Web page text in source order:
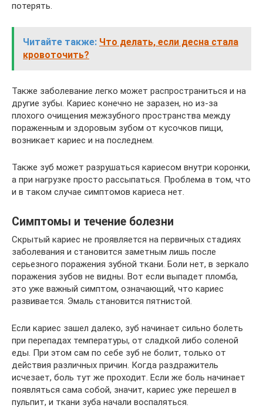
потерять.
Читайте также: Что делать, если десна стала
кровоточить?
Также заболевание легко может распространиться и на
другие зубы. Кариес конечно не заразен, но из-за
плохого очищения межзубного пространства между
пораженным и здоровым зубом от кусочков пищи,
возникает кариес и на последнем.
Также зуб может разрушаться кариесом внутри коронки,
а при нагрузке просто рассыпаться. Проблема в том, что
и в таком случае симптомов кариеса нет.
Симптомы и течение болезни
Скрытый кариес не проявляется на первичных стадиях
заболевания и становится заметным лишь после
серьезного поражения зубной ткани. Боли нет, в зеркало
поражения зубов не видны. Вот если выпадет пломба,
это уже важный симптом, означающий, что кариес
развивается. Эмаль становится пятнистой.
Если кариес зашел далеко, зуб начинает сильно болеть
при перепадах температуры, от сладкой либо соленой
еды. При этом сам по себе зуб не болит, только от
действия различных причин. Когда раздражитель
исчезает, боль тут же проходит. Если же боль начинает
появляться сама собой, значит, кариес уже перешел в
пульпит, и ткани зуба начали воспаляться.